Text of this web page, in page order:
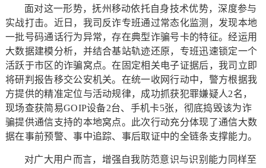
面对这一形势，抚州移动依托自身技术优势，深度参与
实战打击。近日，我司反诈专班通过常态化监测，发现本地
一批号码通话行为异常，存在典型诈骗号卡的特征。经运用
大数据建模分析，并结合基站轨迹还原，专班迅速锁定一个
活跃于市区的诈骗窝点。在固定相关电子证据后，我司立即
将研判报告移交公安机关。在统一收网行动中，警方根据我
方提供的精准定位与活动规律，成功抓获犯罪嫌疑人2名，
现场查获简易GOIP设备2台、手机卡5张，彻底捣毁该为诈
骗提供通信支持的本地窝点。此次行动充分体现了通信大数
据在事前预警、事中追踪、事后取证中的全链条支撑能力。
对广大用户而言，增强自我防范意识与识别能力同样至